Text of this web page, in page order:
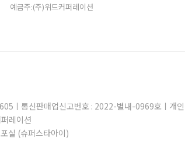
예금주:(주)위드커퍼레이션
ㅣ통신판매업신고번호 : 2022-별내-0969호ㅣ개
레이션
실 (슈퍼스타아이)